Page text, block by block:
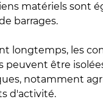
matériels sont
barrages.
longtemps, les
peuvent être
notamment
d'activité.